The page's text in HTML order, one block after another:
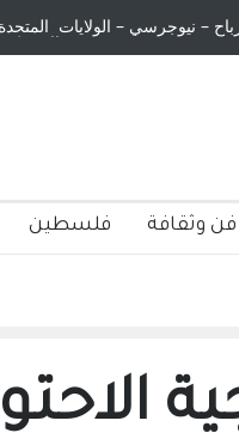
– نيوجرسي – الولايات المتحدة
الامريكية
فن وثقافة فلسطين